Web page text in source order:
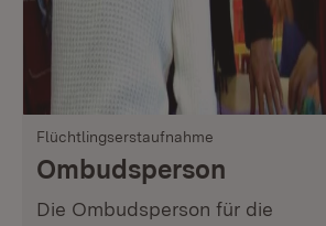
Flüchtlingserstaufnahme
Ombudsperson
Die Ombudsperson für die